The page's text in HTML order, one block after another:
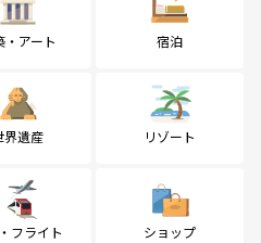
・アート 宿泊
界遺産 リゾート
フライト ショップ